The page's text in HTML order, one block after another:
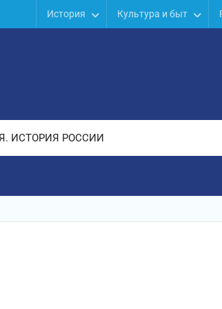
История Культура и быт
ИСТОРИЯ РОССИИ